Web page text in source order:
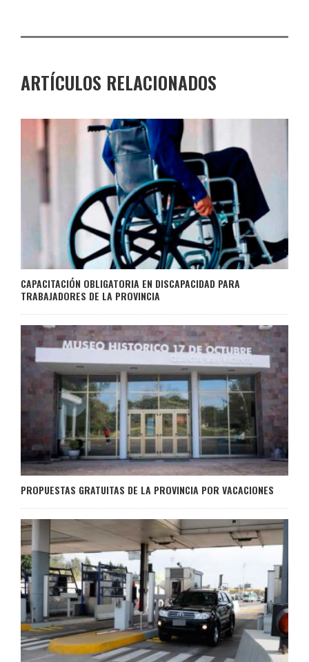
ARTÍCULOS RELACIONADOS
CAPACITACIÓN OBLIGATORIA EN DISCAPACIDAD PARA
TRABAJADORES DE LA PROVINCIA
PROPUESTAS GRATUITAS DE LA PROVINCIA POR VACACIONES